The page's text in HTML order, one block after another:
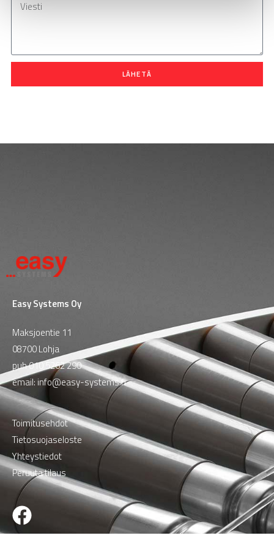
LÄHETÄ
Easy Systems Oy
Maksjoentie 11
08700 Lohja
puh010 5262 290
email: info@easy-systems.fi
Toimitusehdot
Tietosuojaseloste
Yhteystiedot
Peruuta tilaus